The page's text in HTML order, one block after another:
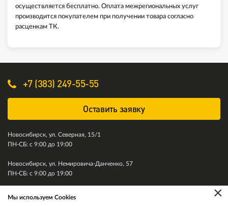
осуществляется бесплатно. Оплата межрегиональных услуг
производится покупателем при получении товара согласно
расценкам ТК.
+7 (383) 249-55-55
Оставить заявку
Новосибирск, ул. Северная, 15/1
ПН-СБ: с 9:00 до 19:00
Новосибирск, ул. Немировича-Данченко, 57
ПН-СБ: с 9:00 до 19:00
×
Мы используем Cookies